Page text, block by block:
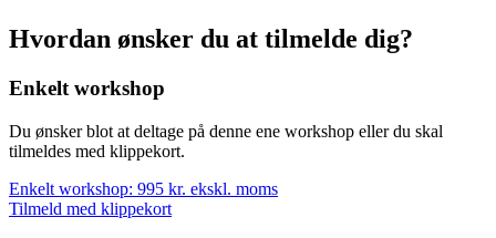
Hvordan ønsker du at tilmelde dig?
Enkelt workshop
Du ønsker blot at deltage på denne ene workshop eller du skal
tilmeldes med klippekort.
Enkelt workshop: 995 kr. ekskl. moms
Tilmeld med klippekort